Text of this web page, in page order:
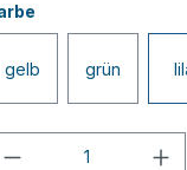
gelb grün
Produkt